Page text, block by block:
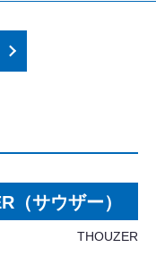
（サウザー）
THOUZER